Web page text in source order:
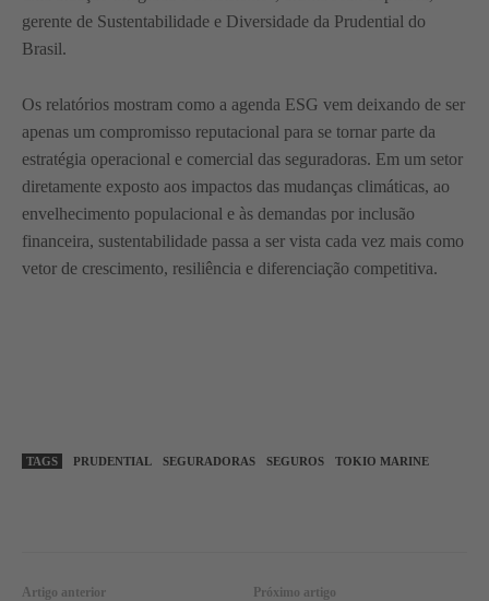
gerente de Sustentabilidade e Diversidade da Prudential do
Brasil.
Os relatórios mostram como a agenda ESG vem deixando de ser
apenas um compromisso reputacional para se tornar parte da
estratégia operacional e comercial das seguradoras. Em um setor
diretamente exposto aos impactos das mudanças climáticas, ao
envelhecimento populacional e às demandas por inclusão
financeira, sustentabilidade passa a ser vista cada vez mais como
vetor de crescimento, resiliência e diferenciação competitiva.
TAGS PRUDENTIAL SEGURADORAS SEGUROS TOKIO MARINE
Artigo anterior Próximo artigo